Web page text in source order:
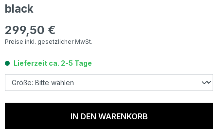
black
Regulärer Preis:
299,50 €
Preise inkl. gesetzlicher MwSt.
Lieferzeit ca. 2-5 Tage
IN DEN WARENKORB